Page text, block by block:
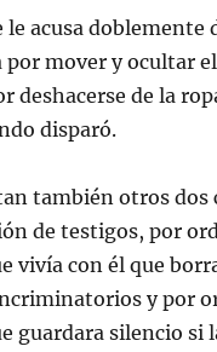
le acusa doblemente
por mover y ocultar
deshacerse de la
disparó.
también otros dos
de testigos, por
vivía con él que
y por
guardara silencio si